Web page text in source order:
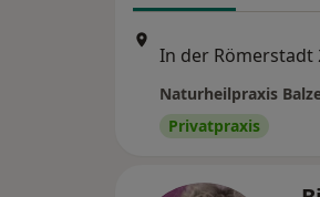
Naturheilpraxis
Privatpraxis